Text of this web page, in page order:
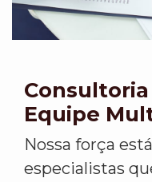
Equipe
Nossa força
especialistas